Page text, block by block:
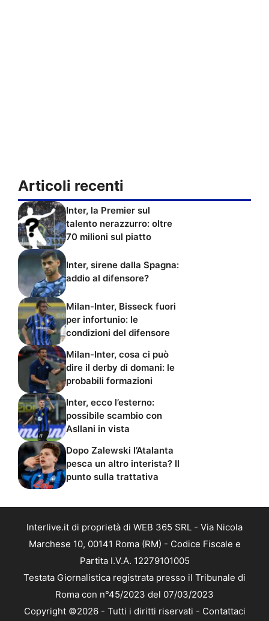
Articoli recenti
Inter, la Premier sul
talento nerazzurro: oltre
70 milioni sul piatto
Inter, sirene dalla Spagna:
addio al difensore?
Milan-Inter, Bisseck fuori
per infortunio: le
condizioni del difensore
Milan-Inter, cosa ci può
dire il derby di domani: le
probabili formazioni
Inter, ecco l’esterno:
possibile scambio con
Asllani in vista
Dopo Zalewski l’Atalanta
pesca un altro interista? Il
punto sulla trattativa
Interlive.it di proprietà di WEB 365 SRL - Via Nicola
Marchese 10, 00141 Roma (RM) - Codice Fiscale e
Partita I.V.A. 12279101005
Testata Giornalistica registrata presso il Tribunale di
Roma con n°45/2023 del 07/03/2023
Copyright ©2026 - Tutti i diritti riservati - Contattaci